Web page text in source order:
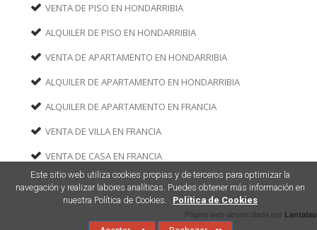
VENTA DE PISO EN HONDARRIBIA
ALQUILER DE PISO EN HONDARRIBIA
VENTA DE APARTAMENTO EN HONDARRIBIA
ALQUILER DE APARTAMENTO EN HONDARRIBIA
ALQUILER DE APARTAMENTO EN FRANCIA
VENTA DE VILLA EN FRANCIA
VENTA DE CASA EN FRANCIA
Página web desarrollada por Lantalau
Este sitio web utiliza cookies propias y de terceros para optimizar la
navegación y realizar labores analíticas. Puedes obtener más información en
nuestra Política de Cookies.
Política de Cookies